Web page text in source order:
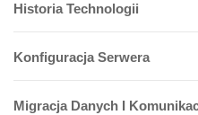
Historia Technologii
Konfiguracja Serwera
Migracja Danych I